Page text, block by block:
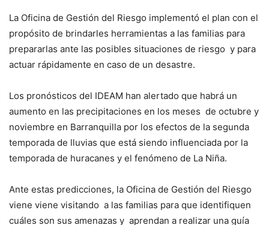
La Oficina de Gestión del Riesgo implementó el plan con el
propósito de brindarles herramientas a las familias para
prepararlas ante las posibles situaciones de riesgo y para
actuar rápidamente en caso de un desastre.
Los pronósticos del IDEAM han alertado que habrá un
aumento en las precipitaciones en los meses de octubre y
noviembre en Barranquilla por los efectos de la segunda
temporada de lluvias que está siendo influenciada por la
temporada de huracanes y el fenómeno de La Niña.
Ante estas predicciones, la Oficina de Gestión del Riesgo
viene viene visitando a las familias para que identifiquen
cuáles son sus amenazas y aprendan a realizar una guía